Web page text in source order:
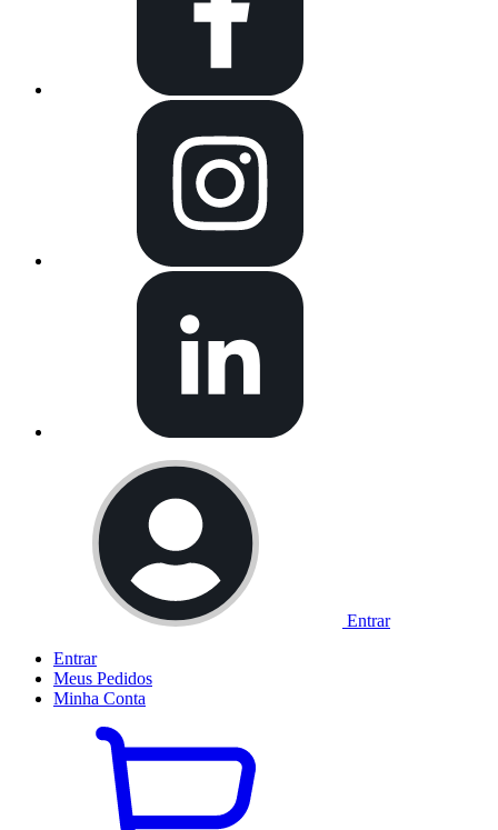
Entrar
Entrar
Meus Pedidos
Minha Conta